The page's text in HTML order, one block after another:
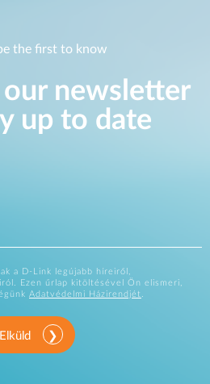
the first to know
newsletter
up to date
a D-Link legújabb híreiről,
Ezen űrlap kitöltésével Ön elismeri,
Adatvédelmi Házirendjét.
Elküld